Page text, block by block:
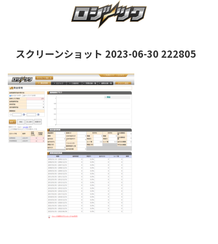
スクリーンショット 2023-06-30 222805